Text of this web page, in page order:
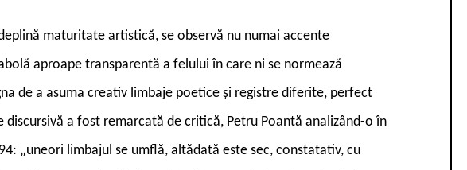
maturitate artistică, se observă nu numai accente
aproape transparentă a felului în care ni se normează
de a asuma creativ limbaje poetice și registre diferite, perfect
a fost remarcată de critică, Petru Poantă analizând-o în
„uneori limbajul se umflă, altădată este sec, constatativ, cu